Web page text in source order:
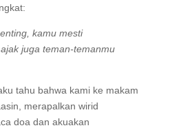
kamu mesti
juga teman-temanmu
tahu bahwa kami ke makam
merapalkan wirid
doa dan akuakan